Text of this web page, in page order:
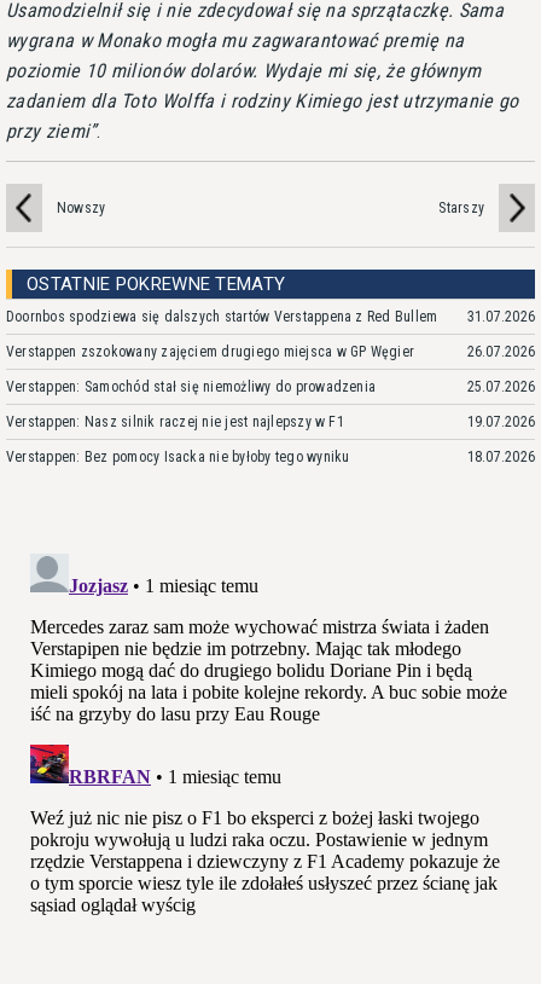
Usamodzielnił się i nie zdecydował się na sprzątaczkę. Sama
wygrana w Monako mogła mu zagwarantować premię na
poziomie 10 milionów dolarów. Wydaje mi się, że głównym
zadaniem dla Toto Wolffa i rodziny Kimiego jest utrzymanie go
przy ziemi .
Nowszy Starszy
OSTATNIE POKREWNE TEMATY
Doornbos spodziewa się dalszych startów Verstappena z Red Bullem 31.07.2026
Verstappen zszokowany zajęciem drugiego miejsca w GP Węgier 26.07.2026
Verstappen: Samochód stał się niemożliwy do prowadzenia 25.07.2026
Verstappen: Nasz silnik raczej nie jest najlepszy w F1 19.07.2026
Verstappen: Bez pomocy Isacka nie byłoby tego wyniku 18.07.2026